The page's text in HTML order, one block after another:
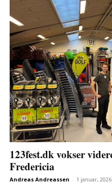
123fest.dk vokser
Fredericia
Andreas Andreassen - 1 januar, 2026